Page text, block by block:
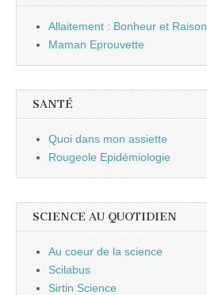
Allaitement : Bonheur et Raison
Maman Eprouvette
SANTÉ
Quoi dans mon assiette
Rougeole Epidémiologie
SCIENCE AU QUOTIDIEN
Au coeur de la science
Scilabus
Sirtin Science